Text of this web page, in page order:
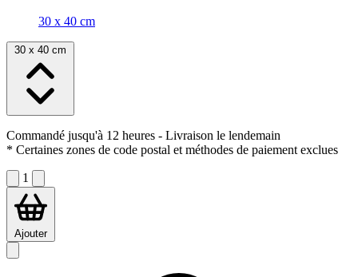
30 x 40 cm
30 x 40 cm
Commandé jusqu'à 12 heures - Livraison le lendemain
* Certaines zones de code postal et méthodes de paiement exclues
1
Ajouter